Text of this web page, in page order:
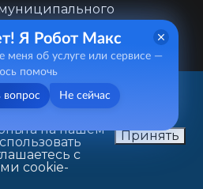
округа «Город
обработки
Первомайская, д. 78
лучшего
на нашем
с
cookie-
Принять
Я Робот Макс
меня об услуге или сервисе —
помочь
вопрос Не сейчас